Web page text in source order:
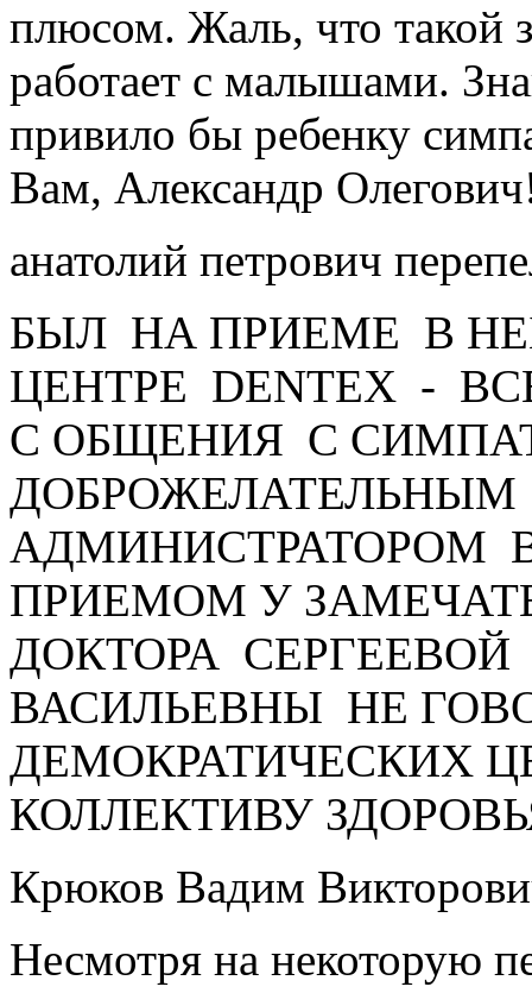
плюсом. Жаль, что такой
работает с малышами.
привило бы ребенку
Вам, Александр
анатолий петрович
БЫЛ НА ПРИЕМЕ В
ЦЕНТРЕ DENTEX -
С ОБЩЕНИЯ С
ДОБРОЖЕЛАТЕЛЬНЫМ
АДМИНИСТРАТОРОМ
ПРИЕМОМ У
ДОКТОРА
ВАСИЛЬЕВНЫ НЕ
ДЕМОКРАТИЧЕСКИХ
КОЛЛЕКТИВУ
Крюков Вадим
Несмотря на некоторую